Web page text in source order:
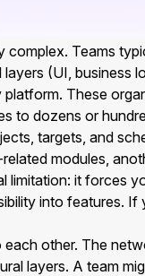
complex. Teams
(UI, business
These
to dozens or
targets, and
modules,
limitation: it forces
into features. If
other. The
layers. A team